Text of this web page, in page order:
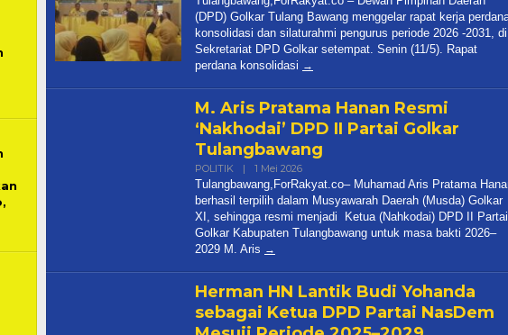
perdana konsolidasi
M. Aris Pratama Hanan Resmi
‘Nakhodai’ DPD II Partai Golkar
Tulangbawang
POLITIK | 1 Mei 2026Oleh
R
R
Tulangbawang,ForRakyat.co– Muhamad Aris Pratama Hanan
berhasil terpilih dalam Musyawarah Daerah (Musda) Golkar
XI, sehingga resmi menjadi Ketua (Nahkodai) DPD II Partai
Golkar Kabupaten Tulangbawang untuk masa bakti 2026–
2029 M. Aris
Herman HN Lantik Budi Yohanda
sebagai Ketua DPD Partai NasDem
Mesuji Periode 2025–2029
POLITIK | 29 Januari 2026Oleh
R
R
Mesuji,ForRakyat.co — Ketua Dewan Pimpinan Wilayah
(DPW) Partai Nasional Demokrat (NasDem) Provinsi